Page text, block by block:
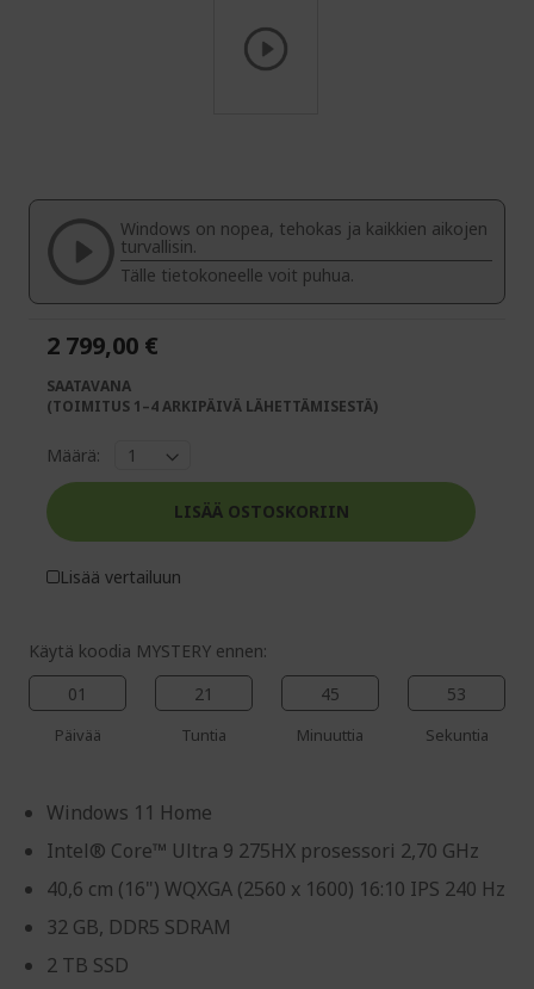
beginning
the
images
gallery
Windows on nopea, tehokas ja kaikkien aikojen
turvallisin.
Tälle tietokoneelle voit puhua.
Käytä koodia MYSTERY ennen:
01
Päivää
21
Tuntia
45
Minuuttia
52
Sekuntia
Windows 11 Home
Intel® Core™ Ultra 9 275HX prosessori 2,70 GHz
40,6 cm (16") WQXGA (2560 x 1600) 16:10 IPS 240 Hz
32 GB, DDR5 SDRAM
2 TB SSD
2 799,00 €
SAATAVANA
(TOIMITUS 1–4 ARKIPÄIVÄ LÄHETTÄMISESTÄ)
Määrä:
LISÄÄ OSTOSKORIIN
Lisää vertailuun